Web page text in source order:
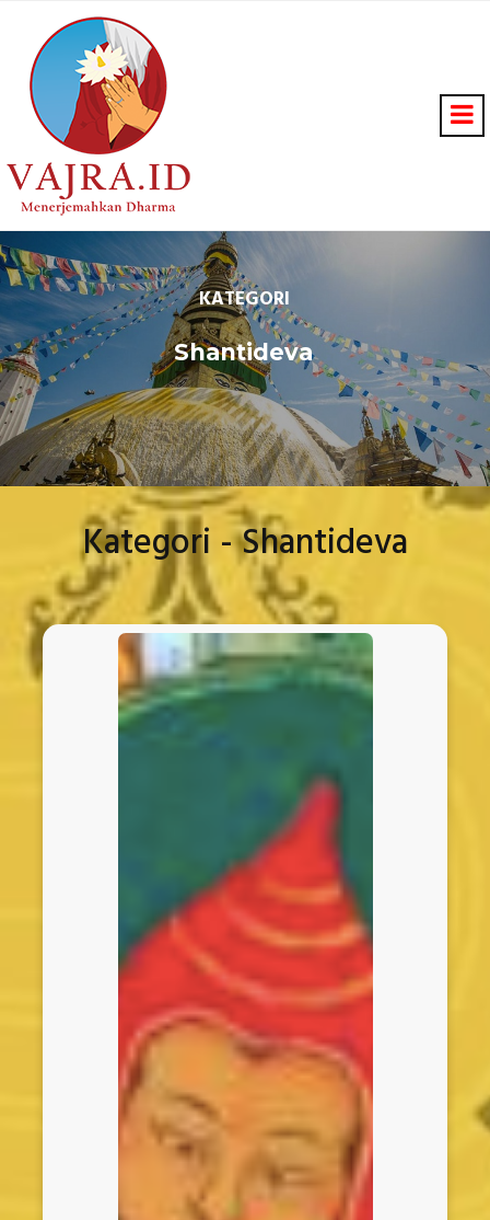
KATEGORI
Shantideva
Kategori - Shantideva